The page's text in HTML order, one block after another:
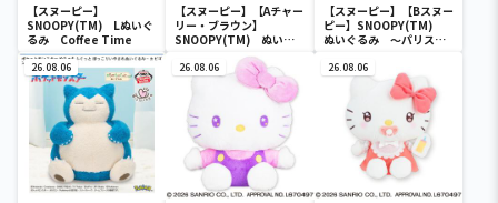
【スヌーピー】
SNOOPY(TM) Lぬいぐ
るみ Coffee Time
【スヌーピー】【Aチャー
リー・ブラウン】
SNOOPY(TM) ぬいぐ
るみ ～パリスタイル～
【スヌーピー】【Bスヌー
ピー】SNOOPY(TM)
ぬいぐるみ ～パリスタ
26.08.06 26.08.06 26.08.06